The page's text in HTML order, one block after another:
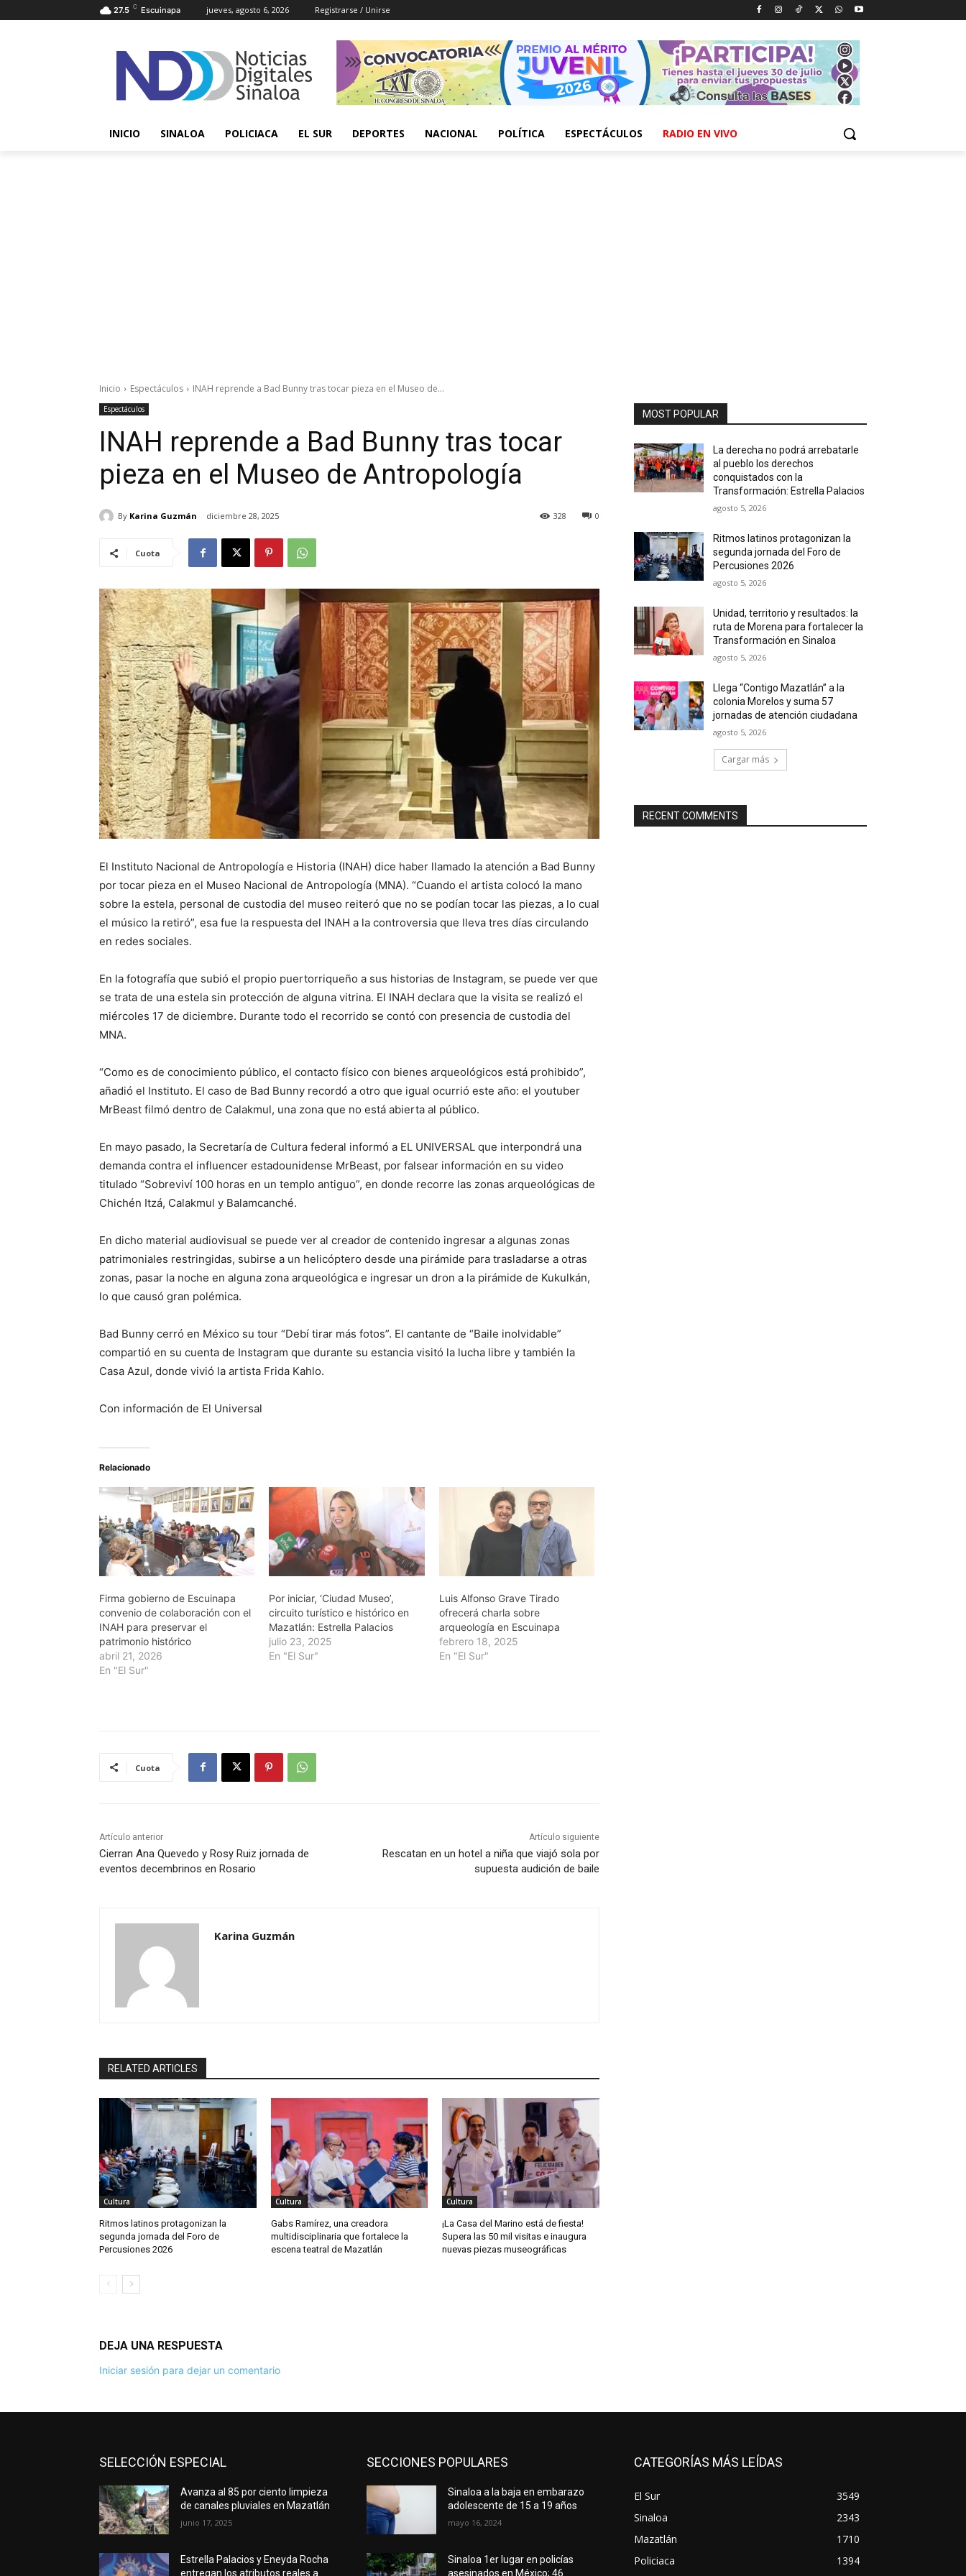
27.5 C Escuinapa jueves, agosto 6, 2026 Registrarse / Unirse
INICIO SINALOA POLICIACA EL SUR DEPORTES NACIONAL POLÍTICA ESPECTÁCULOS RADIO EN VIVO
Inicio Espectáculos INAH reprende a Bad Bunny tras tocar pieza en el Museo de...
Espectáculos
INAH reprende a Bad Bunny tras tocar
pieza en el Museo de Antropología
By Karina Guzmán diciembre 28, 2025 0
328
Cuota
El Instituto Nacional de Antropología e Historia (INAH) dice haber llamado la atención a Bad Bunny
por tocar pieza en el Museo Nacional de Antropología (MNA). “Cuando el artista colocó la mano
sobre la estela, personal de custodia del museo reiteró que no se podían tocar las piezas, a lo cual
el músico la retiró”, esa fue la respuesta del INAH a la controversia que lleva tres días circulando
en redes sociales.
En la fotografía que subió el propio puertorriqueño a sus historias de Instagram, se puede ver que
se trata de una estela sin protección de alguna vitrina. El INAH declara que la visita se realizó el
miércoles 17 de diciembre. Durante todo el recorrido se contó con presencia de custodia del
MNA.
“Como es de conocimiento público, el contacto físico con bienes arqueológicos está prohibido”,
añadió el Instituto. El caso de Bad Bunny recordó a otro que igual ocurrió este año: el youtuber
MrBeast filmó dentro de Calakmul, una zona que no está abierta al público.
En mayo pasado, la Secretaría de Cultura federal informó a EL UNIVERSAL que interpondrá una
demanda contra el influencer estadounidense MrBeast, por falsear información en su video
titulado “Sobreviví 100 horas en un templo antiguo”, en donde recorre las zonas arqueológicas de
Chichén Itzá, Calakmul y Balamcanché.
En dicho material audiovisual se puede ver al creador de contenido ingresar a algunas zonas
patrimoniales restringidas, subirse a un helicóptero desde una pirámide para trasladarse a otras
zonas, pasar la noche en alguna zona arqueológica e ingresar un dron a la pirámide de Kukulkán,
lo que causó gran polémica.
Bad Bunny cerró en México su tour “Debí tirar más fotos”. El cantante de “Baile inolvidable”
compartió en su cuenta de Instagram que durante su estancia visitó la lucha libre y también la
Casa Azul, donde vivió la artista Frida Kahlo.
Con información de El Universal
Relacionado
Firma gobierno de Escuinapa
convenio de colaboración con el
INAH para preservar el
patrimonio histórico
abril 21, 2026
En "El Sur"
Por iniciar, ‘Ciudad Museo’,
circuito turístico e histórico en
Mazatlán: Estrella Palacios
julio 23, 2025
En "El Sur"
Luis Alfonso Grave Tirado
ofrecerá charla sobre
arqueología en Escuinapa
febrero 18, 2025
En "El Sur"
Cuota
Artículo anterior
Cierran Ana Quevedo y Rosy Ruiz jornada de
eventos decembrinos en Rosario
Artículo siguiente
Rescatan en un hotel a niña que viajó sola por
supuesta audición de baile
Karina Guzmán
RELATED ARTICLES
Cultura
Ritmos latinos protagonizan la
segunda jornada del Foro de
Percusiones 2026
Cultura
Gabs Ramírez, una creadora
multidisciplinaria que fortalece la
escena teatral de Mazatlán
Cultura
¡La Casa del Marino está de fiesta!
Supera las 50 mil visitas e inaugura
nuevas piezas museográficas
DEJA UNA RESPUESTA
Iniciar sesión para dejar un comentario
MOST POPULAR
La derecha no podrá arrebatarle
al pueblo los derechos
conquistados con la
Transformación: Estrella Palacios
agosto 5, 2026
Ritmos latinos protagonizan la
segunda jornada del Foro de
Percusiones 2026
agosto 5, 2026
Unidad, territorio y resultados: la
ruta de Morena para fortalecer la
Transformación en Sinaloa
agosto 5, 2026
Llega “Contigo Mazatlán” a la
colonia Morelos y suma 57
jornadas de atención ciudadana
agosto 5, 2026
Cargar más
RECENT COMMENTS
SELECCIÓN ESPECIAL
Avanza al 85 por ciento limpieza
de canales pluviales en Mazatlán
junio 17, 2025
Estrella Palacios y Eneyda Rocha
entregan los atributos reales a
SECCIONES POPULARES
Sinaloa a la baja en embarazo
adolescente de 15 a 19 años
mayo 16, 2024
Sinaloa 1er lugar en policías
asesinados en México; 46
CATEGORÍAS MÁS LEÍDAS
El Sur
3549
Sinaloa
2343
Mazatlán
1710
Policiaca
1394